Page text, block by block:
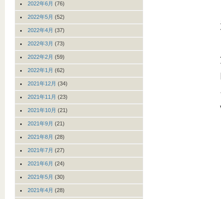
2022年6月 (76)
2022年5月 (52)
2022年4月 (37)
2022年3月 (73)
2022年2月 (59)
2022年1月 (62)
2021年12月 (34)
2021年11月 (23)
2021年10月 (21)
2021年9月 (21)
2021年8月 (28)
2021年7月 (27)
2021年6月 (24)
2021年5月 (30)
2021年4月 (28)